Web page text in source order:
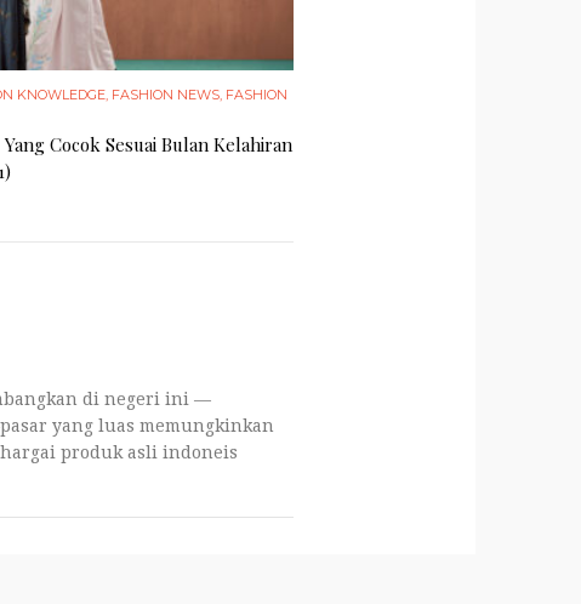
KNOWLEDGE, FASHION NEWS, FASHION
Yang Cocok Sesuai Bulan Kelahiran
di negeri ini —
yang luas memungkinkan
produk asli indoneis